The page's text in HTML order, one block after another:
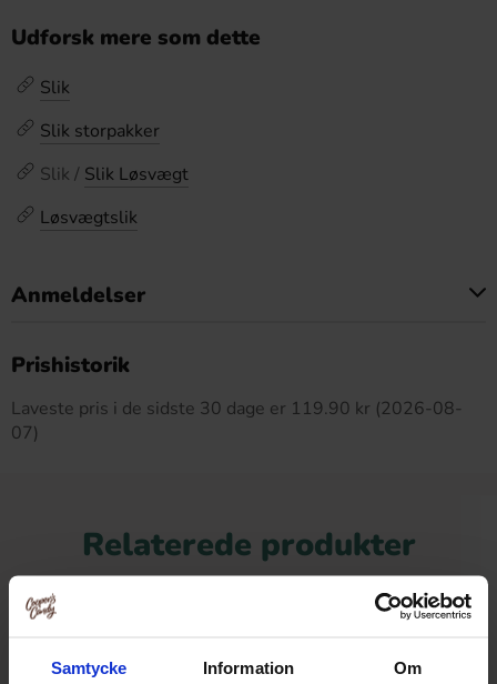
Samtycke Information Om
Udforsk mere som dette
Slik
Slik storpakker
Slik / Slik Løsvægt
Løsvægtslik
Anmeldelser
Prishistorik
Laveste pris i de sidste 30 dage er 119.90 kr (2026-08-
07)
Relaterede produkter